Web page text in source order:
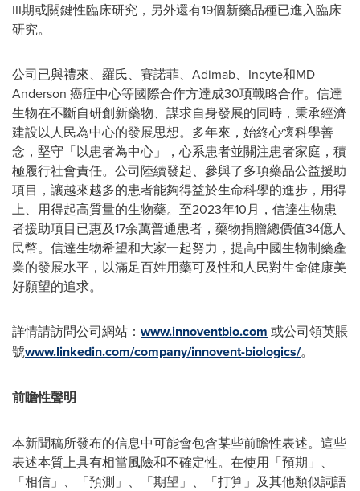
III期或關鍵性臨床研究，另外還有19個新藥品種已進入臨床
研究。
公司已與禮來、羅氏、賽諾菲、Adimab、Incyte和MD
Anderson 癌症中心等國際合作方達成30項戰略合作。信達
生物在不斷自研創新藥物、謀求自身發展的同時，秉承經濟
建設以人民為中心的發展思想。多年來，始終心懷科學善
念，堅守「以患者為中心」，心系患者並關注患者家庭，積
極履行社會責任。公司陸續發起、參與了多項藥品公益援助
項目，讓越來越多的患者能夠得益於生命科學的進步，用得
上、用得起高質量的生物藥。至2023年10月，信達生物患
者援助項目已惠及17余萬普通患者，藥物捐贈總價值34億人
民幣。信達生物希望和大家一起努力，提高中國生物制藥產
業的發展水平，以滿足百姓用藥可及性和人民對生命健康美
好願望的追求。
詳情請訪問公司網站： www.innoventbio.com 或公司領英賬
號www.linkedin.com/company/innovent-biologics/。
前瞻性聲明
本新聞稿所發布的信息中可能會包含某些前瞻性表述。這些
表述本質上具有相當風險和不確定性。在使用「預期」、
「相信」、「預測」、「期望」、「打算」及其他類似詞語